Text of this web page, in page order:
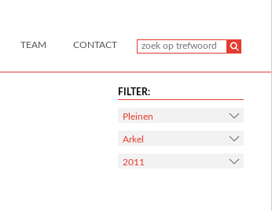
TEAM CONTACT
FILTER:
Pleinen
Arkel
2011